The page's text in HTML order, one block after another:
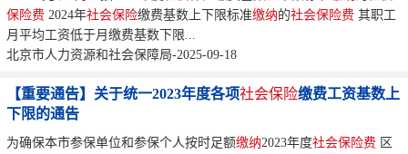
保险费 2024年社会保险缴费基数上下限标准缴纳的社会保险费 其职工
月平均工资低于月缴费基数下限...
北京市人力资源和社会保障局-2025-09-18
【重要通告】关于统一2023年度各项社会保险缴费工资基数上
下限的通告
为确保本市参保单位和参保个人按时足额缴纳2023年度社会保险费 区